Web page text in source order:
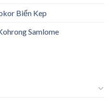
Biển Kep
Samlome